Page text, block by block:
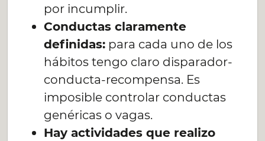
por incumplir.
Conductas claramente
definidas:para cada uno de los
hábitos tengo claro disparador-
conducta-recompensa. Es
imposible controlar conductas
genéricas o vagas.
Hay actividades que realizo